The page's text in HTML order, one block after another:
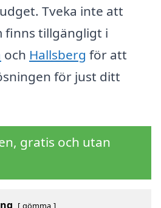
Tveka inte att
finns tillgängligt i
och Hallsberg för att
för just ditt
gratis och utan
gömma